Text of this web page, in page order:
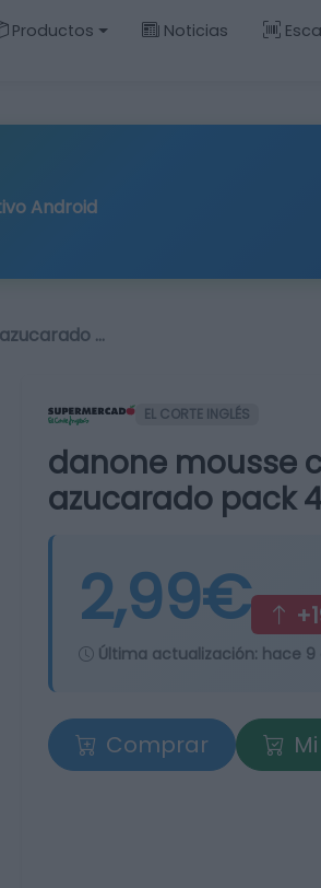
Productos Noticias
Android
…
EL CORTE INGLÉS
danone mousse
azucarado pack
2,99€
Última actualización: hace 9
Comprar